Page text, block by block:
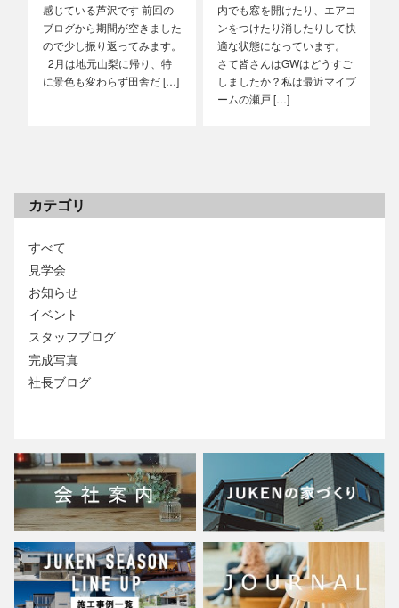
感じている芦沢です 前回の
ブログから期間が空きました
ので少し振り返ってみます。
2月は地元山梨に帰り、特
に景色も変わらず田舎だ […]
内でも窓を開けたり、エアコ
ンをつけたり消したりして快
適な状態になっています。
さて皆さんはGWはどうすご
しましたか？私は最近マイブ
ームの瀬戸 […]
カテゴリ
すべて
見学会
お知らせ
イベント
スタッフブログ
完成写真
社長ブログ